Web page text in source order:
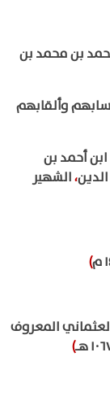
بن محمد بن
وألقابهم
أحمد بن
،الشهير
)
المعروف
)